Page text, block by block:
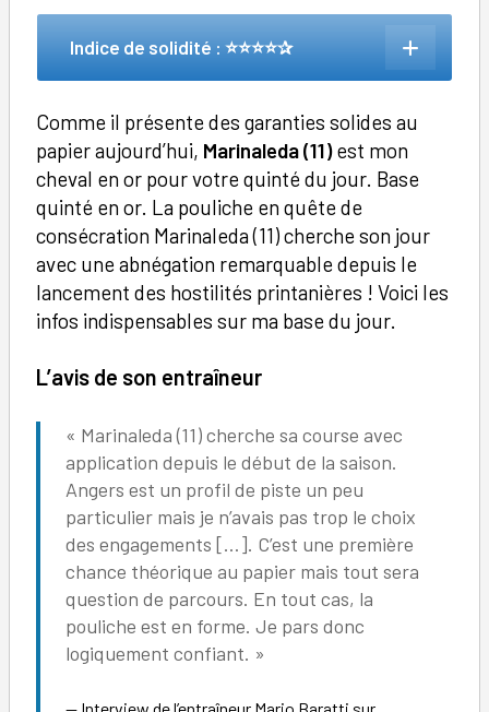
Indice de solidité : ⭐⭐⭐⭐✰
Comme il présente des garanties solides au
papier aujourd’hui, Marinaleda (11)est mon
cheval en or pour votre quinté du jour. Base
quinté en or. La pouliche en quête de
consécration Marinaleda (11) cherche son jour
avec une abnégation remarquable depuis le
lancement des hostilités printanières ! Voici les
infos indispensables sur ma base du jour.
L’avis de son entraîneur
« Marinaleda (11) cherche sa course avec
application depuis le début de la saison.
Angers est un profil de piste un peu
particulier mais je n’avais pas trop le choix
des engagements […]. C’est une première
chance théorique au papier mais tout sera
question de parcours. En tout cas, la
pouliche est en forme. Je pars donc
logiquement confiant. »